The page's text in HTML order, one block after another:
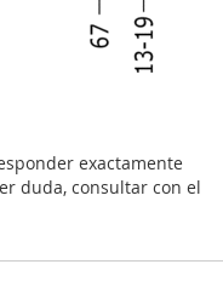
exactamente
duda, consultar con el